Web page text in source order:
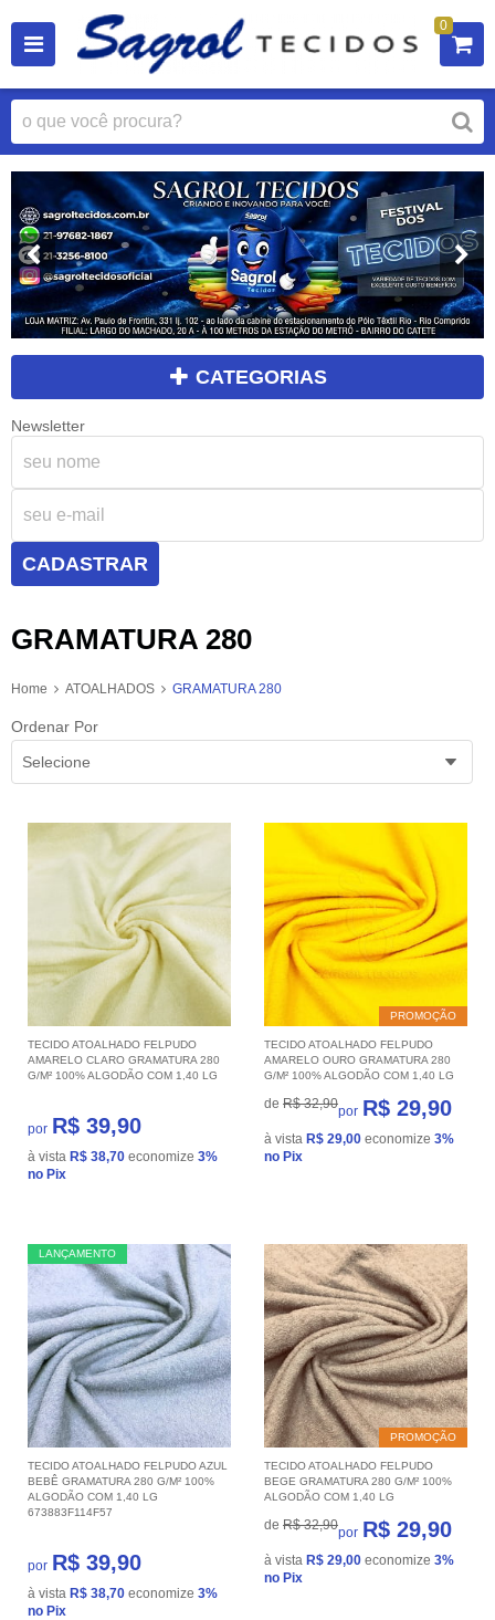
0
CATEGORIAS
Newsletter
CADASTRAR
GRAMATURA 280
Home ATOALHADOS GRAMATURA 280
Ordenar Por
Selecione
TECIDO ATOALHADO FELPUDO
AMARELO CLARO GRAMATURA 280
G/M² 100% ALGODÃO COM 1,40 LG
por R$ 39,90
à vista R$ 38,70 economize 3%
no Pix
PROMOÇÃO
TECIDO ATOALHADO FELPUDO
AMARELO OURO GRAMATURA 280
G/M² 100% ALGODÃO COM 1,40 LG
de R$ 32,90por R$ 29,90
à vista R$ 29,00 economize 3%
no Pix
LANÇAMENTO
TECIDO ATOALHADO FELPUDO AZUL
BEBÊ GRAMATURA 280 G/M² 100%
ALGODÃO COM 1,40 LG
673883F114F57
por R$ 39,90
à vista R$ 38,70 economize 3%
no Pix
PROMOÇÃO
TECIDO ATOALHADO FELPUDO
BEGE GRAMATURA 280 G/M² 100%
ALGODÃO COM 1,40 LG
de R$ 32,90por R$ 29,90
à vista R$ 29,00 economize 3%
no Pix